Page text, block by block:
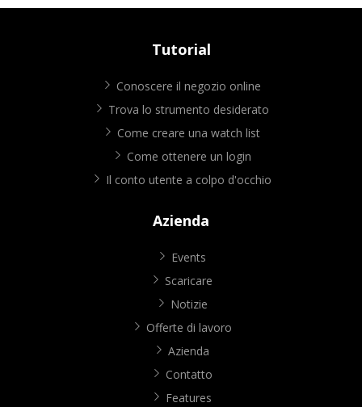
Tutorial
Conoscere il negozio online
Trova lo strumento desiderato
Come creare una watch list
Come ottenere un login
Il conto utente a colpo d'occhio
Azienda
Events
Scaricare
Notizie
Offerte di lavoro
Azienda
Contatto
Features